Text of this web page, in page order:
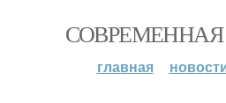
главная